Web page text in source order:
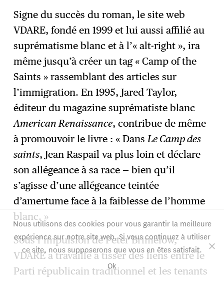
Signe du succès du roman, le site web
VDARE, fondé en 1999 et lui aussi affilié au
suprématisme blanc et à l’« alt-right », ira
même jusqu’à créer un tag « Camp of the
Saints » rassemblant des articles sur
l’immigration. En 1995, Jared Taylor,
éditeur du magazine suprématiste blanc
American Renaissance, contribue de même
à promouvoir le livre : « DansLe Camp des
saints, Jean Raspail va plus loin et déclare
son allégeance à sa race — bien qu’il
s’agisse d’une allégeance teintée
d’amertume face à la faiblesse de l’homme
blanc. »
Sous l’impulsion de Peter Brimelow,
VDARE a travaillé à tisser des liens entre le
Parti républicain traditionnel et les tenants
Nous utilisons des cookies pour vous garantir la meilleure
expérience sur notre site web. Si vous continuez à utiliser
ce site, nous supposerons que vous en êtes satisfait.
Ok